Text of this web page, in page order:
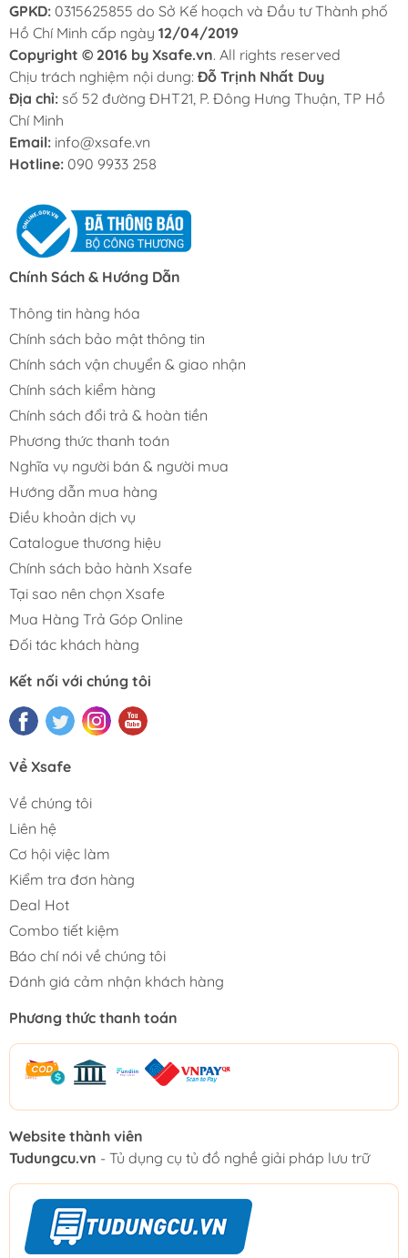
GPKD: 0315625855 do Sở Kế hoạch và Đầu tư Thành phố
Hồ Chí Minh cấp ngày 12/04/2019
Copyright © 2016 by Xsafe.vn. All rights reserved
Chịu trách nghiệm nội dung: Đỗ Trịnh Nhất Duy
Địa chỉ: số 52 đường ĐHT21, P. Đông Hưng Thuận, TP Hồ
Chí Minh
Email: info@xsafe.vn
Hotline: 090 9933 258
Chính Sách & Hướng Dẫn
Thông tin hàng hóa
Chính sách bảo mật thông tin
Chính sách vận chuyển & giao nhận
Chính sách kiểm hàng
Chính sách đổi trả & hoàn tiền
Phương thức thanh toán
Nghĩa vụ người bán & người mua
Hướng dẫn mua hàng
Điều khoản dịch vụ
Catalogue thương hiệu
Chính sách bảo hành Xsafe
Tại sao nên chọn Xsafe
Mua Hàng Trả Góp Online
Đối tác khách hàng
Kết nối với chúng tôi
Về Xsafe
Về chúng tôi
Liên hệ
Cơ hội việc làm
Kiểm tra đơn hàng
Deal Hot
Combo tiết kiệm
Báo chí nói về chúng tôi
Đánh giá cảm nhận khách hàng
Phương thức thanh toán
Website thành viên
Tudungcu.vn - Tủ dụng cụ tủ đồ nghề giải pháp lưu trữ